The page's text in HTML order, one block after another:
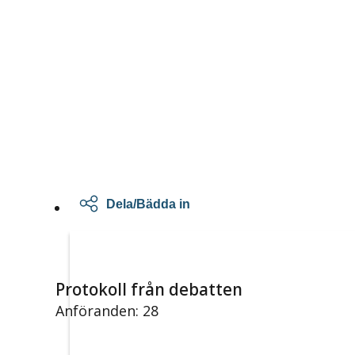
Dela/Bädda in
Protokoll från debatten
Anföranden: 28